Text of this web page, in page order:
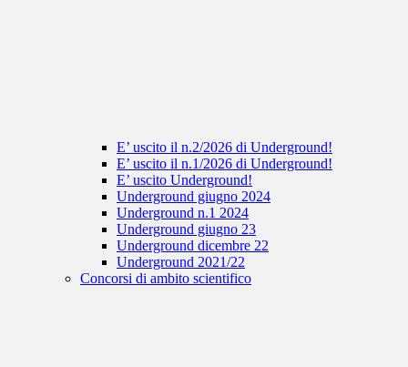
E’ uscito il n.2/2026 di Underground!
E’ uscito il n.1/2026 di Underground!
E’ uscito Underground!
Underground giugno 2024
Underground n.1 2024
Underground giugno 23
Underground dicembre 22
Underground 2021/22
Concorsi di ambito scientifico